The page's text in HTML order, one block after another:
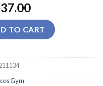
37.00
TO CART
Gym